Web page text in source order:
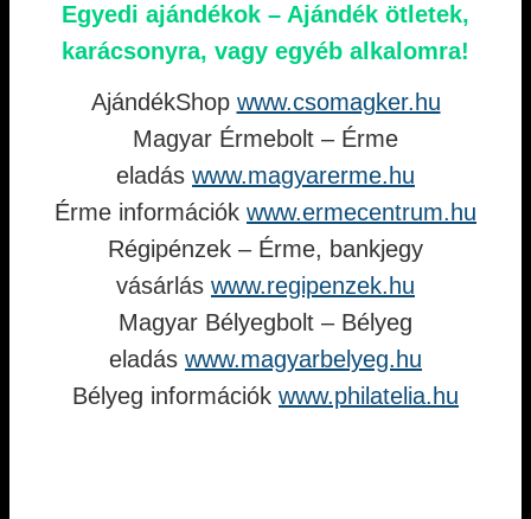
Egyedi ajándékok – Ajándék ötletek,
karácsonyra, vagy egyéb alkalomra!
AjándékShop www.csomagker.hu
Magyar Érmebolt – Érme
eladás www.magyarerme.hu
Érme információk www.ermecentrum.hu
Régipénzek – Érme, bankjegy
vásárlás www.regipenzek.hu
Magyar Bélyegbolt – Bélyeg
eladás www.magyarbelyeg.hu
Bélyeg információk www.philatelia.hu